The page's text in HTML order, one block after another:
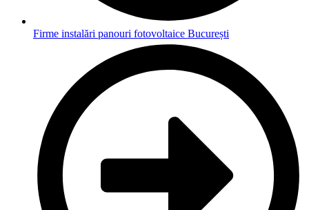
Firme instalări panouri fotovoltaice București